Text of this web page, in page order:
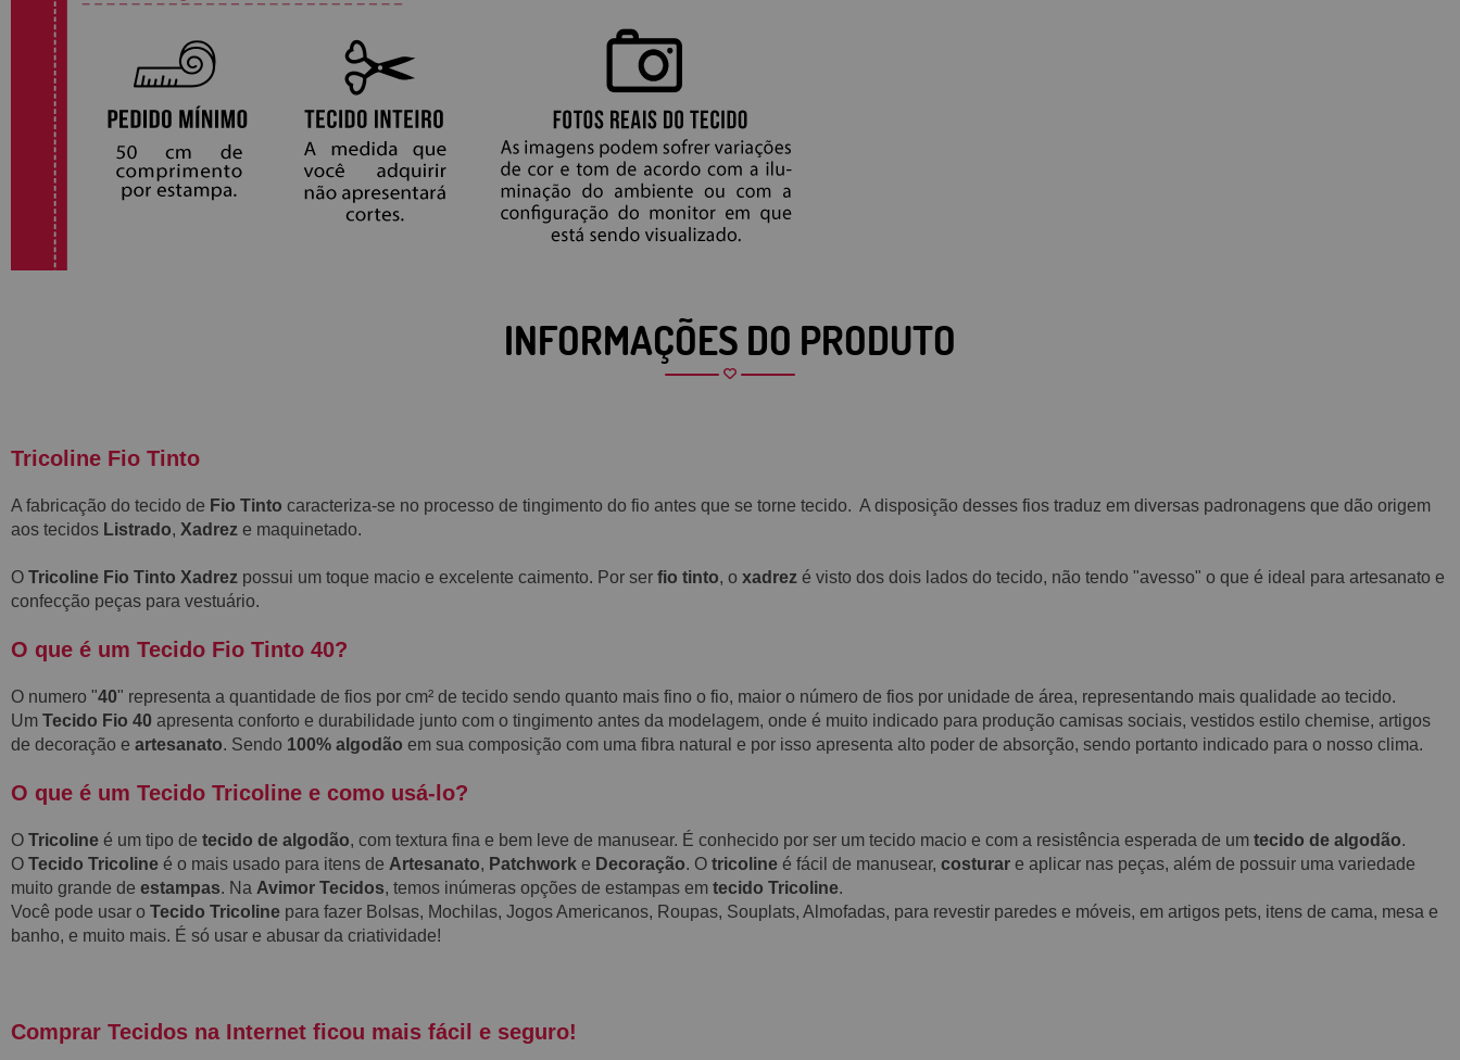
INFORMAÇÕES DO PRODUTO
Tricoline Fio Tinto
A fabricação do tecido de Fio Tinto caracteriza-se no processo de tingimento do fio antes que se torne tecido. A disposição desses fios traduz em diversas padronagens que dão origem
aos tecidos Listrado, Xadrez e maquinetado.
O Tricoline Fio Tinto Xadrez possui um toque macio e excelente caimento. Por ser fio tinto, o xadrez é visto dos dois lados do tecido, não tendo "avesso" o que é ideal para artesanato e
confecção peças para vestuário.
O que é um Tecido Fio Tinto 40?
O numero "40" representa a quantidade de fios por cm² de tecido sendo quanto mais fino o fio, maior o número de fios por unidade de área, representando mais qualidade ao tecido.
Um Tecido Fio 40 apresenta conforto e durabilidade junto com o tingimento antes da modelagem, onde é muito indicado para produção camisas sociais, vestidos estilo chemise, artigos
de decoração e artesanato. Sendo 100% algodão em sua composição com uma fibra natural e por isso apresenta alto poder de absorção, sendo portanto indicado para o nosso clima.
O que é um Tecido Tricoline e como usá-lo?
O Tricoline é um tipo de tecido de algodão, com textura fina e bem leve de manusear. É conhecido por ser um tecido macio e com a resistência esperada de um tecido de algodão.
O Tecido Tricoline é o mais usado para itens de Artesanato, Patchwork e Decoração. O tricoline é fácil de manusear, costurar e aplicar nas peças, além de possuir uma variedade
muito grande de estampas. Na Avimor Tecidos, temos inúmeras opções de estampas em tecido Tricoline.
Você pode usar o Tecido Tricoline para fazer Bolsas, Mochilas, Jogos Americanos, Roupas, Souplats, Almofadas, para revestir paredes e móveis, em artigos pets, itens de cama, mesa e
banho, e muito mais. É só usar e abusar da criatividade!
Comprar Tecidos na Internet ficou mais fácil e seguro!